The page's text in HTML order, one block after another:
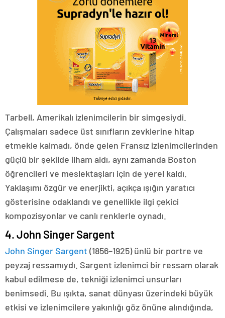
Tarbell, Amerikalı izlenimcilerin bir simgesiydi.
Çalışmaları sadece üst sınıfların zevklerine hitap
etmekle kalmadı, önde gelen Fransız izlenimcilerinden
güçlü bir şekilde ilham aldı, aynı zamanda Boston
öğrencileri ve meslektaşları için de yerel kaldı.
Yaklaşımı özgür ve enerjikti, açıkça ışığın yaratıcı
gösterisine odaklandı ve genellikle ilgi çekici
kompozisyonlar ve canlı renklerle oynadı.
4. John Singer Sargent
John Singer Sargent (1856–1925) ünlü bir portre ve
peyzaj ressamıydı. Sargent izlenimci bir ressam olarak
kabul edilmese de, tekniği izlenimci unsurları
benimsedi. Bu ışıkta, sanat dünyası üzerindeki büyük
etkisi ve izlenimcilere yakınlığı göz önüne alındığında,